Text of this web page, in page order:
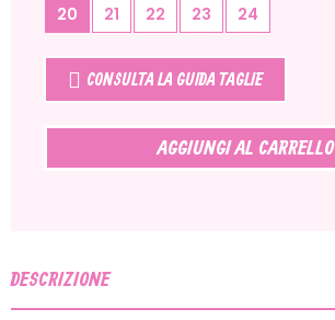
20 21 22 23 24
CONSULTA LA GUIDA TAGLIE
AGGIUNGI AL CARRELLO
DESCRIZIONE